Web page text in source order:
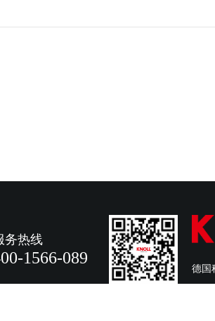
务热线
1566-089
德国